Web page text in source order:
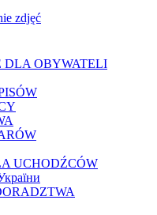
zdjęć
DLA OBYWATELI
UCHODŹCÓW